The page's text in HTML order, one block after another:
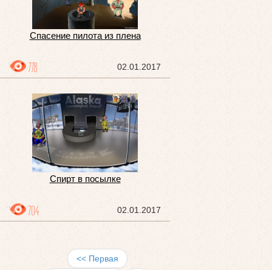
Спасение пилота из плена
02.01.2017
778
Спирт в посылке
02.01.2017
704
<< Первая